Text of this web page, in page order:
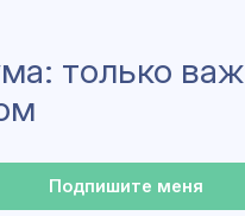
только
Подпишите меня